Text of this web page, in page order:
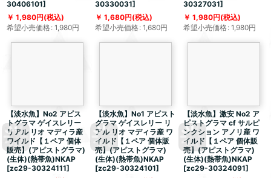
30406101]
1,980円(税込)
希望小売価格: 1,980円
30330031]
1,680円(税込)
希望小売価格: 1,680円
30327031]
1,980円(税込)
希望小売価格: 1,980円
【淡水魚】No2 アピス
トグラマ ゲイスレリー
リアル リオ マディラ産
ワイルド【１ペア 個体
販売】(アピストグラマ)
(生体)(熱帯魚)NKAP
[zc29-30324111]
【淡水魚】No1 アピスト
グラマ ゲイスレリー リ
アル リオ マディラ産 ワ
イルド【１ペア 個体販
売】(アピストグラマ)
(生体)(熱帯魚)NKAP
[zc29-30324101]
【淡水魚】激安 No2 ア
ピストグラマ cf サルピ
ンクション アノリ産 ワ
イルド【１ペア 個体販
売】(アピストグラマ)
(生体)(熱帯魚)NKAP
[zc29-30324091]